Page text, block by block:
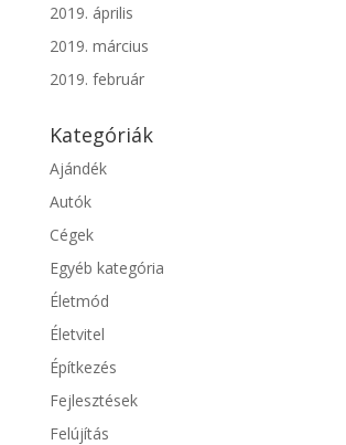
2019. április
2019. március
2019. február
Kategóriák
Ajándék
Autók
Cégek
Egyéb kategória
Életmód
Életvitel
Építkezés
Fejlesztések
Felújítás